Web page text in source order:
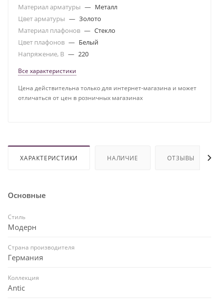
Материал арматуры — Металл
Цвет арматуры — Золото
Материал плафонов — Стекло
Цвет плафонов — Белый
Напряжение, В — 220
Все характеристики
Цена действительна только для интернет-магазина и может
отличаться от цен в розничных магазинах
ХАРАКТЕРИСТИКИ НАЛИЧИЕ ОТЗЫВЫ
Основные
Стиль
Модерн
Страна производителя
Германия
Коллекция
Antic